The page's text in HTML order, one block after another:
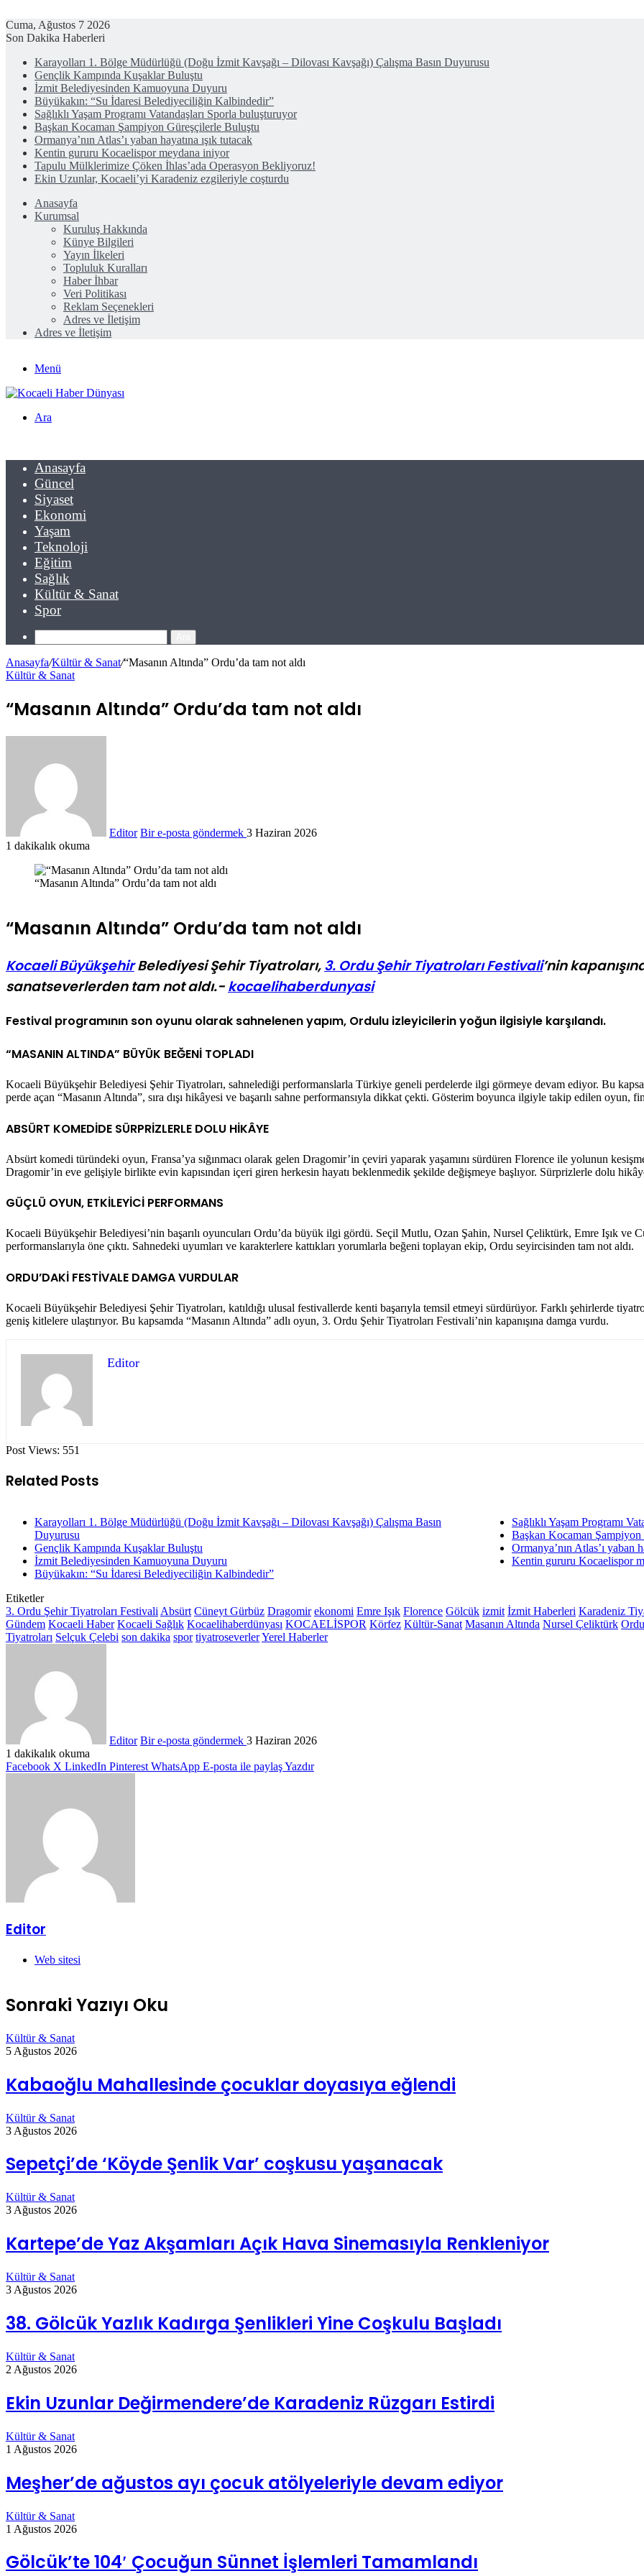
Cuma, Ağustos 7 2026
Son Dakika Haberleri
Karayolları 1. Bölge Müdürlüğü (Doğu İzmit Kavşağı – Dilovası Kavşağı) Çalışma Basın Duyurusu
Gençlik Kampında Kuşaklar Buluştu
İzmit Belediyesinden Kamuoyuna Duyuru
Büyükakın: “Su İdaresi Belediyeciliğin Kalbindedir”
Sağlıklı Yaşam Programı Vatandaşları Sporla buluşturuyor
Başkan Kocaman Şampiyon Güreşçilerle Buluştu
Ormanya’nın Atlas’ı yaban hayatına ışık tutacak
Kentin gururu Kocaelispor meydana iniyor
Tapulu Mülklerimize Çöken İhlas’ada Operasyon Bekliyoruz!
Ekin Uzunlar, Kocaeli’yi Karadeniz ezgileriyle coşturdu
Anasayfa
Kurumsal
Kuruluş Hakkında
Künye Bilgileri
Yayın İlkeleri
Topluluk Kuralları
Haber İhbar
Veri Politikası
Reklam Seçenekleri
Adres ve İletişim
Adres ve İletişim
Menü
Ara
Anasayfa
Güncel
Siyaset
Ekonomi
Yaşam
Teknoloji
Eğitim
Sağlık
Kültür & Sanat
Spor
Anasayfa/Kültür & Sanat/“Masanın Altında” Ordu’da tam not aldı
Kültür & Sanat
“Masanın Altında” Ordu’da tam not aldı
Editor Bir e-posta göndermek 3 Haziran 2026
1 dakikalık okuma
“Masanın Altında” Ordu’da tam not aldı
“Masanın Altında” Ordu’da tam not aldı
Kocaeli BüyükşehirBelediyesi Şehir Tiyatroları,3. Ordu Şehir Tiyatroları Festivali’nin
sanatseverlerden tam not aldı.-kocaelihaberdunyasi
Festival programının son oyunu olarak sahnelenen yapım, Ordulu izleyicilerin yoğun ilgisiyle karşılandı.
“MASANIN ALTINDA” BÜYÜK BEĞENİ TOPLADI
Kocaeli Büyükşehir Belediyesi Şehir Tiyatroları, sahnelediği performanslarla Türkiye geneli perdelerde ilgi görmeye devam ediyor. Bu
perde açan “Masanın Altında”, sıra dışı hikâyesi ve başarılı sahne performansıyla dikkat çekti. Gösterim boyunca ilgiyle takip edilen oyun,
ABSÜRT KOMEDİDE SÜRPRİZLERLE DOLU HİKÂYE
Absürt komedi türündeki oyun, Fransa’ya sığınmacı olarak gelen Dragomir’in çeviri yaparak yaşamını sürdüren Florence ile yolunun
Dragomir’in eve gelişiyle birlikte evin kapısından içeri giren herkesin hayatı beklenmedik şekilde değişmeye başlıyor. Sürprizlerle dolu
GÜÇLÜ OYUN, ETKİLEYİCİ PERFORMANS
Kocaeli Büyükşehir Belediyesi’nin başarılı oyuncuları Ordu’da büyük ilgi gördü. Seçil Mutlu, Ozan Şahin, Nursel Çeliktürk, Emre Işık ve
performanslarıyla öne çıktı. Sahnedeki uyumları ve karakterlere kattıkları yorumlarla beğeni toplayan ekip, Ordu seyircisinden tam not aldı.
ORDU’DAKİ FESTİVALE DAMGA VURDULAR
Kocaeli Büyükşehir Belediyesi Şehir Tiyatroları, katıldığı ulusal festivallerde kenti başarıyla temsil etmeyi sürdürüyor. Farklı şehirlerde
geniş kitlelere ulaştırıyor. Bu kapsamda “Masanın Altında” adlı oyun, 3. Ordu Şehir Tiyatroları Festivali’nin kapanışına damga vurdu.
Editor
Post Views: 551
Related Posts
Karayolları 1. Bölge Müdürlüğü (Doğu İzmit Kavşağı – Dilovası Kavşağı) Çalışma Basın
Duyurusu
Gençlik Kampında Kuşaklar Buluştu
İzmit Belediyesinden Kamuoyuna Duyuru
Büyükakın: “Su İdaresi Belediyeciliğin Kalbindedir”
Sağlıklı Yaşam Programı
Başkan Kocaman
Ormanya’nın Atlas’ı yaban
Kentin gururu Kocaelispor
Etiketler
3. Ordu Şehir Tiyatroları FestivaliAbsürt Cüneyt Gürbüz Dragomir ekonomi Emre Işık Florence Gölcük izmit İzmit Haberleri Karadeniz
Gündem Kocaeli Haber Kocaeli Sağlık Kocaelihaberdünyası KOCAELİSPOR Körfez Kültür-Sanat Masanın Altında Nursel Çeliktürk
Tiyatroları Selçuk Çelebi son dakika spor tiyatroseverlerYerel Haberler
Editor Bir e-posta göndermek 3 Haziran 2026
1 dakikalık okuma
Facebook X LinkedIn Pinterest WhatsApp E-posta ile paylaşYazdır
Editor
Web sitesi
Sonraki Yazıyı Oku
Kültür & Sanat
5 Ağustos 2026
Kabaoğlu Mahallesinde çocuklar doyasıya eğlendi
Kültür & Sanat
3 Ağustos 2026
Sepetçi’de ‘Köyde Şenlik Var’ coşkusu yaşanacak
Kültür & Sanat
3 Ağustos 2026
Kartepe’de Yaz Akşamları Açık Hava Sinemasıyla Renkleniyor
Kültür & Sanat
3 Ağustos 2026
38. Gölcük Yazlık Kadırga Şenlikleri Yine Coşkulu Başladı
Kültür & Sanat
2 Ağustos 2026
Ekin Uzunlar Değirmendere’de Karadeniz Rüzgarı Estirdi
Kültür & Sanat
1 Ağustos 2026
Meşher’de ağustos ayı çocuk atölyeleriyle devam ediyor
Kültür & Sanat
1 Ağustos 2026
Gölcük’te 104′ Çocuğun Sünnet İşlemleri Tamamlandı